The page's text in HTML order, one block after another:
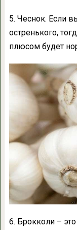
5. Чеснок. Если
остренького,
плюсом будет
6. Брокколи –